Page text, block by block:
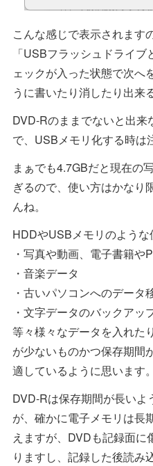
こんな感じで表示されます
「USBフラッシュドライ
ェックが入った状態で次へ
うに書いたり消したり出来
DVD-Rのままでないと出
で、USBメモリ化する時は
まぁでも4.7GBだと現在の
ぎるので、使い方はかなり
んね。
HDDやUSBメモリのよう
・写真や動画、電子書籍や
・音楽データ
・古いパソコンへのデータ
・文字データのバックアッ
等々様々なデータを入れた
が少ないものかつ保存期間
適しているように思います。
DVD-Rは保存期間が長い
が、確かに電子メモリは長
えますが、DVDも記録面
りますし、記録した後読み